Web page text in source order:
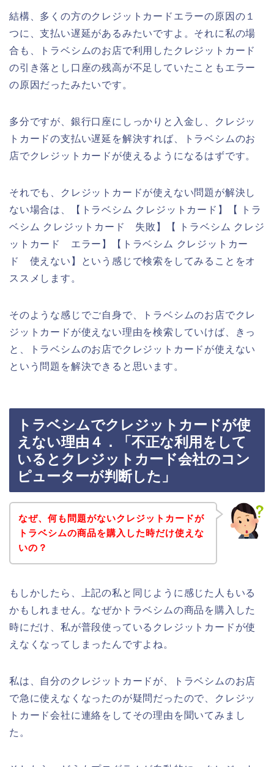
結構、多くの方のクレジットカードエラーの原因の１
つに、支払い遅延があるみたいですよ。それに私の場
合も、トラベシムのお店で利用したクレジットカード
の引き落とし口座の残高が不足していたこともエラー
の原因だったみたいです。
多分ですが、銀行口座にしっかりと入金し、クレジッ
トカードの支払い遅延を解決すれば、トラベシムのお
店でクレジットカードが使えるようになるはずです。
それでも、クレジットカードが使えない問題が解決し
ない場合は、【トラベシム クレジットカード】【 トラ
ベシム クレジットカード 失敗】【 トラベシム クレジ
ットカード エラー】【トラベシム クレジットカー
ド 使えない】という感じで検索をしてみることをオ
ススメします。
そのような感じでご自身で、トラベシムのお店でクレ
ジットカードが使えない理由を検索していけば、きっ
と、トラベシムのお店でクレジットカードが使えない
という問題を解決できると思います。
トラベシムでクレジットカードが使
えない理由４．「不正な利用をして
いるとクレジットカード会社のコン
ピューターが判断した」
なぜ、何も問題がないクレジットカードが
トラベシムの商品を購入した時だけ使えな
いの？
もしかしたら、上記の私と同じように感じた人もいる
かもしれません。なぜかトラベシムの商品を購入した
時にだけ、私が普段使っているクレジットカードが使
えなくなってしまったんですよね。
私は、自分のクレジットカードが、トラベシムのお店
で急に使えなくなったのが疑問だったので、クレジッ
トカード会社に連絡をしてその理由を聞いてみまし
た。